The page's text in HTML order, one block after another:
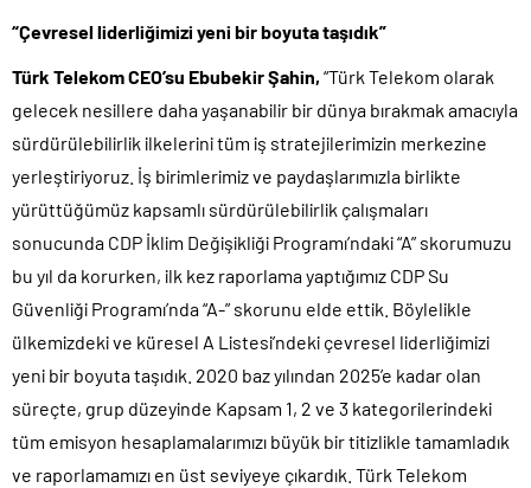
“Çevresel liderliğimizi yeni bir boyuta taşıdık”
Türk Telekom CEO’su Ebubekir Şahin, “Türk Telekom olarak
gelecek nesillere daha yaşanabilir bir dünya bırakmak amacıyla
sürdürülebilirlik ilkelerini tüm iş stratejilerimizin merkezine
yerleştiriyoruz. İş birimlerimiz ve paydaşlarımızla birlikte
yürüttüğümüz kapsamlı sürdürülebilirlik çalışmaları
sonucunda CDP İklim Değişikliği Programı’ndaki “A” skorumuzu
bu yıl da korurken, ilk kez raporlama yaptığımız CDP Su
Güvenliği Programı’nda “A-” skorunu elde ettik. Böylelikle
ülkemizdeki ve küresel A Listesi’ndeki çevresel liderliğimizi
yeni bir boyuta taşıdık. 2020 baz yılından 2025’e kadar olan
süreçte, grup düzeyinde Kapsam 1, 2 ve 3 kategorilerindeki
tüm emisyon hesaplamalarımızı büyük bir titizlikle tamamladık
ve raporlamamızı en üst seviyeye çıkardık. Türk Telekom